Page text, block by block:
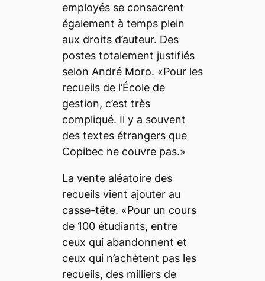
employés se consacrent
également à temps plein
aux droits d’auteur. Des
postes totalement justifiés
selon André Moro. «Pour les
recueils de l’École de
gestion, c’est très
compliqué. Il y a souvent
des textes étrangers que
Copibec ne couvre pas.»
La vente aléatoire des
recueils vient ajouter au
casse-tête. «Pour un cours
de 100 étudiants, entre
ceux qui abandonnent et
ceux qui n’achètent pas les
recueils, des milliers de